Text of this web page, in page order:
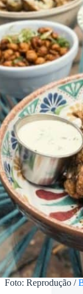
Foto: Reprodução /